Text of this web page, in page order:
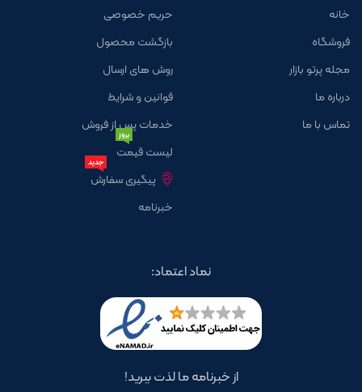
خانه
فروشگاه
مجله پرتو بازار
درباره ما
تماس با ما
حریم خصوصی
بازگشت محصول
روش های ارسال
قوانین و شرایط
خدمات پس از فروش
لیست قیمت
بروز
پیگیری سفارش
جدید
خبرنامه
نماد اعتماد:
از خبرنامه ما لذت ببرید!